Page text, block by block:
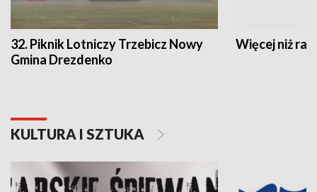
32. Piknik Lotniczy Trzebicz Nowy
Gmina Drezdenko
Więcej niż rajd
KULTURA I SZTUKA